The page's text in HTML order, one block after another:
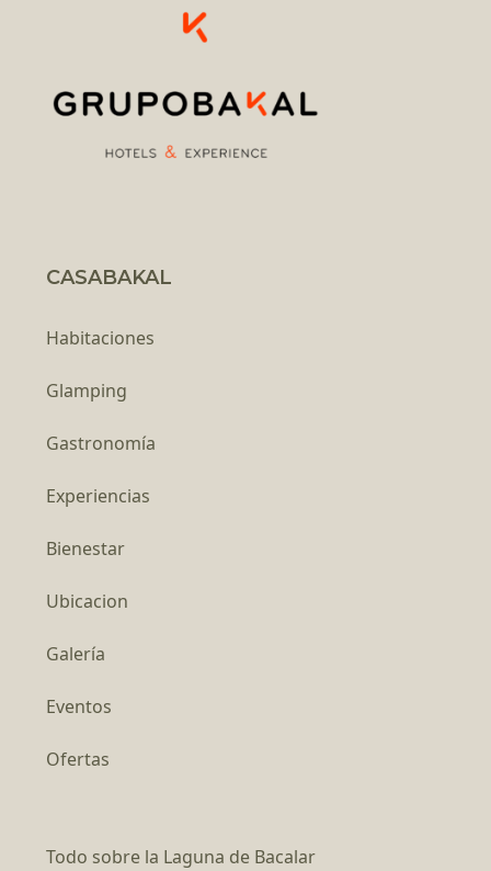
CASABAKAL
Habitaciones
Glamping
Gastronomía
Experiencias
Bienestar
Ubicacion
Galería
Eventos
Ofertas
Todo sobre la Laguna de Bacalar